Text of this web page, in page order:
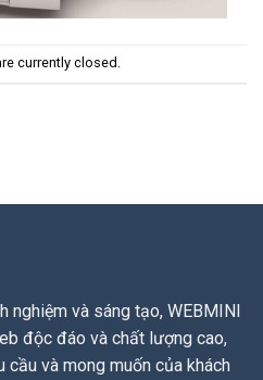
currently closed.
nghiệm và sáng tạo, WEBMINI
độc đáo và chất lượng cao,
cầu và mong muốn của khách